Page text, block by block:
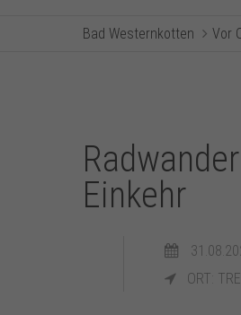
Bad Westernkotten Vor
Einkehr
ORT: